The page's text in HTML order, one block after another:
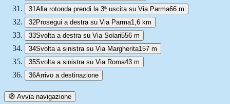
31Alla rotonda prendi la 3ª uscita su Via Parma66 m
32Prosegui a destra su Via Parma1,6 km
33Svolta a destra su Via Solari556 m
34Svolta a sinistra su Via Margherita157 m
35Svolta a sinistra su Via Roma43 m
36Arrivo a destinazione
🧭 Avvia navigazione